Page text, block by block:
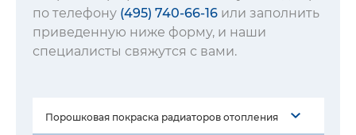
по телефону (495) 740-66-16 или заполнить
приведенную ниже форму, и наши
специалисты свяжутся с вами.